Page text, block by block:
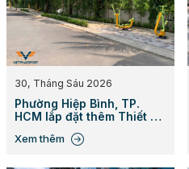
30, Tháng Sáu 2026
Phường Hiệp Bình, TP.
HCM lắp đặt thêm Thiết Bị
Xem thêm